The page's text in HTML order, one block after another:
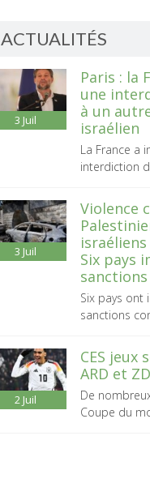
ACTUALITÉS
3 Juil
Paris : la
une
à un
israélien
La France a
interdiction
3 Juil
Violence
Six pays
sanctions
Six pays ont
sanctions
2 Juil
CES jeux
ARD et
De
Coupe du